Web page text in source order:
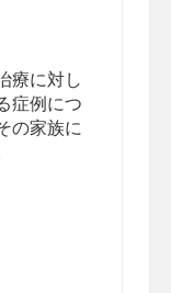
療に対し
症例につ
の家族に